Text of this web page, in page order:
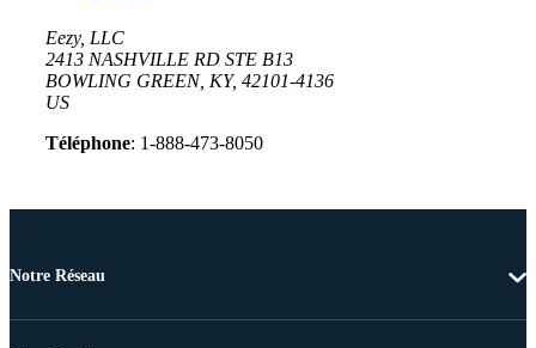
Eezy, LLC
2413 NASHVILLE RD STE B13
BOWLING GREEN, KY, 42101-4136
US
Téléphone: 1-888-473-8050
Notre Réseau